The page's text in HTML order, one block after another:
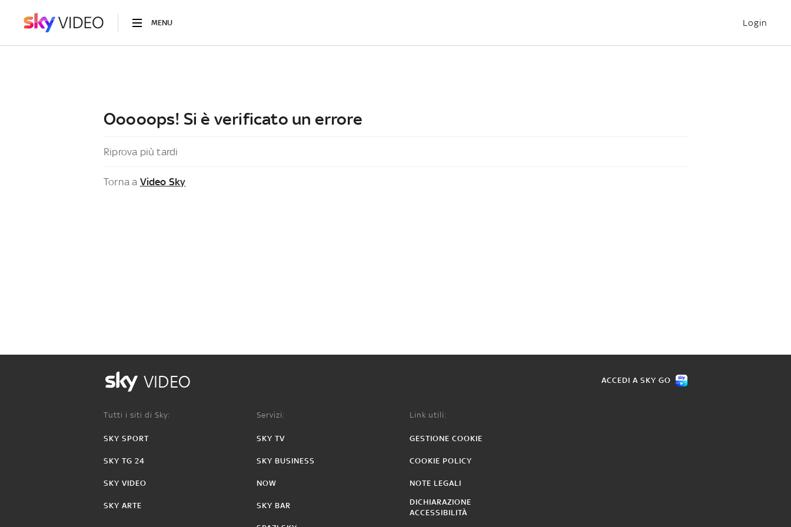
MENU Login
Ooooops! Si è verificato un errore
Riprova più tardi
Torna a Video Sky
VIDEO ACCEDI A SKY GO
Tutti i siti di Sky:
SKY SPORT
SKY TG 24
SKY VIDEO
SKY ARTE
Servizi:
SKY TV
SKY BUSINESS
NOW
SKY BAR
Link utili:
GESTIONE COOKIE
COOKIE POLICY
NOTE LEGALI
DICHIARAZIONE
ACCESSIBILITÀ